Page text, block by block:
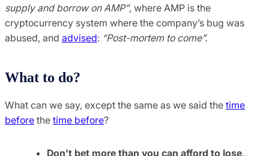
supply and borrow on AMP”, where AMP is the
cryptocurrency system where the company’s bug was
abused, and advised: “Post-mortem to come”.
What to do?
What can we say, except the same as we said the time
before the time before?
Don’t bet more than you can afford to lose.